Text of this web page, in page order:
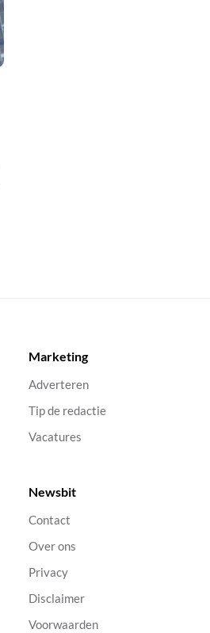
Marketing
Adverteren
Tip de redactie
Vacatures
Newsbit
Contact
Over ons
Privacy
Disclaimer
Voorwaarden